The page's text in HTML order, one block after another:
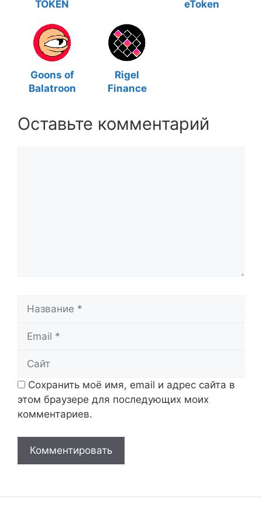
TOKEN eToken
Goons of
Balatroon
Rigel
Finance
Оставьте комментарий
Название
Email
Сайт
Сохранить моё имя, email и адрес сайта в
этом браузере для последующих моих
комментариев.